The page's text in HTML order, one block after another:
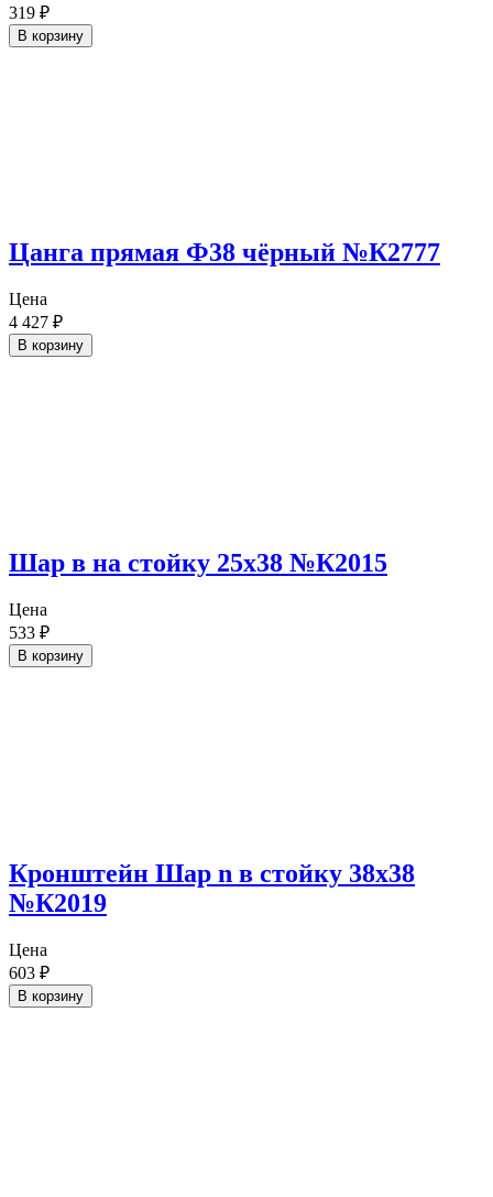
319 ₽
В корзину
Цанга прямая Ф38 чёрный №К2777
Цена
4 427 ₽
В корзину
Шар в на стойку 25х38 №К2015
Цена
533 ₽
В корзину
Кронштейн Шар n в стойку 38х38
№К2019
Цена
603 ₽
В корзину